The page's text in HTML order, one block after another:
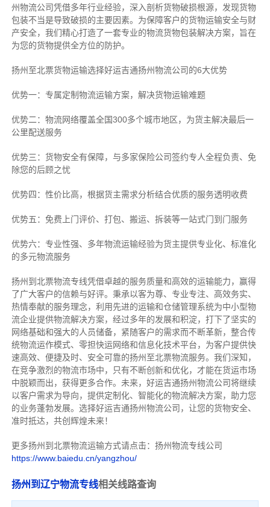
州物流公司凭借多年行业经验，深入剖析货物破损根源，发现货物
包装不当是导致破损的主要因素。为保障客户的货物运输安全与财
产安全，我们精心打造了一套专业的物流货物包装解决方案，旨在
为您的货物提供全方位的防护。
扬州至北票货物运输选择好运吉通扬州物流公司的6大优势
优势一：专属定制物流运输方案，解决货物运输难题
优势二：物流网络覆盖全国300多个城市地区，为货主解决最后一
公里配送服务
优势三：货物安全有保障，与多家保险公司签约专人全程负责、免
除您的后顾之忧
优势四：性价比高，根据货主需求分析结合优质的服务透明收费
优势五：免费上门评价、打包、搬运、拆装等一站式门到门服务
优势六：专业性强、多年物流运输经验为货主提供专业化、标准化
的多元物流服务
扬州到北票物流专线凭借卓越的服务质量和高效的运输能力，赢得
了广大客户的信赖与好评。 秉承以客为尊、专业专注、高效务实、
热情奉献的服务理念，利用先进的运输和仓储管理系统为中小型物
流企业提供物流解决方案，经过多年的发展和积淀，打下了坚实的
网络基础和强大的人员储备，紧随客户的需求而不断革新，整合传
统物流运作模式、零担快运网络和信息化技术平台，为客户提供快
速高效、便捷及时、安全可靠的扬州至北票物流服务。 我们深知，
在竞争激烈的物流市场中，只有不断创新和优化，才能在货运市场
中脱颖而出，获得更多合作。 未来，好运吉通扬州物流公司将继续
以客户需求为导向，提供定制化、智能化的物流解决方案，助力您
的业务蓬勃发展。选择好运吉通扬州物流公司，让您的货物安全、
准时抵达，共创辉煌未来！
更多扬州到北票物流运输方式请点击：扬州物流专线公司
https://www.baiedu.cn/yangzhou/
扬州到辽宁物流专线相关线路查询